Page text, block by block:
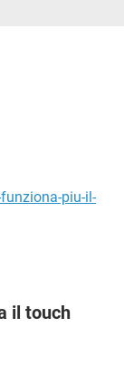
piu-il-
il touch